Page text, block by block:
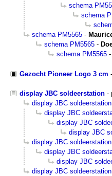
schema
schema
schema PM5565 -
schema PM5565 -
schema PM5565 -
Gezocht Pioneer Logo 3 cm -
display JBC soldeerstation -
display JBC soldeerstation
display JBC
display JBC
display JBC
display JBC soldeerstation
display JBC
display JBC
display JBC soldeerstation